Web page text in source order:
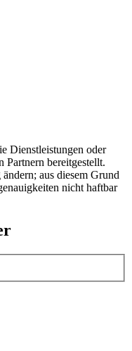
Dienstleistungen oder
Partnern bereitgestellt.
aus diesem Grund
nicht haftbar